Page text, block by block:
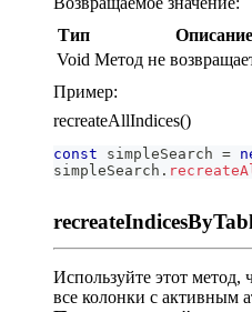
Тип
Описание
Void Метод не
Пример:
recreateAllIndices()
const simpleSearch =
simpleSearch .
Используйте этот метод,
все колонки с активным